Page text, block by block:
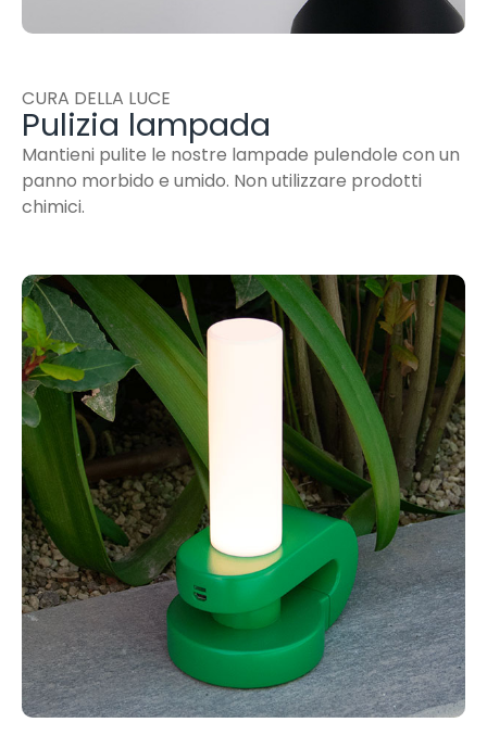
CURA DELLA LUCE
Pulizia lampada
Mantieni pulite le nostre lampade pulendole con un
panno morbido e umido. Non utilizzare prodotti
chimici.